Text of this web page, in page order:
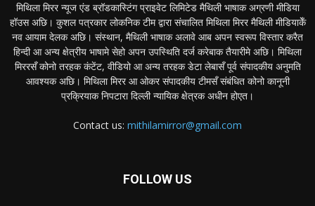
मिथिला मिरर न्यूज एंड ब्रॉडकास्टिंग प्राइवेट लिमिटेड मैथिली भाषाक अग्रणी मीडिया
हॉउस अछि। कुशल पत्रकार लोकनिक टीम द्वारा संचालित मिथिला मिरर मैथिली मीडियाकेँ
नव आयाम देलक अछि। संस्थान, मैथिली भाषाक अलावे आब अपन स्वरूप विस्तार करैत
हिन्दी आ अन्य क्षेत्रीय भाषामे सेहो अपन उपस्थिति दर्ज करेबाक तैयारीमे अछि। मिथिला
मिररसँ कोनो तरहक कंटेंट, वीडियो आ अन्य तरहक डेटा लेबासँ पूर्व संपादकीय अनुमति
आवश्यक अछि। मिथिला मिरर आ ओकर संपादकीय टीमसँ संबंधित कोनो कानूनी
प्रक्रियाक निपटारा दिल्ली न्यायिक क्षेत्रक अधीन होएत।
Contact us: mithilamirror@gmail.com
FOLLOW US